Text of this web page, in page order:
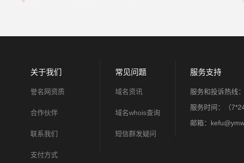
关于我们
誉名网资质
合作伙伴
联系我们
支付方式
常见问题
域名资讯
域名whois查询
短信群发疑问
服务支持
服务和投诉热线
服务时间：（
邮箱：